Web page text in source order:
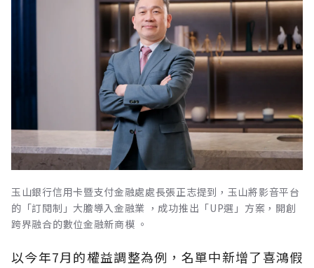
玉山銀行信用卡暨支付金融處處長張正志提到，玉山將影音平台
的「訂閱制」大膽導入金融業 ，成功推出「UP選」方案，開創
跨界融合的數位金融新商模 。
以今年7月的權益調整為例，名單中新增了喜鴻假